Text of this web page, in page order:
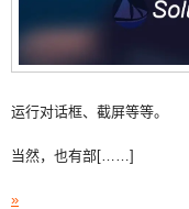
运行对话框、截屏等等。
当然，也有部[……]
»